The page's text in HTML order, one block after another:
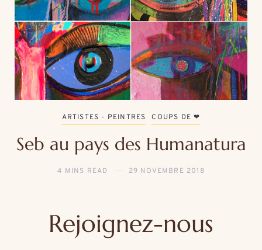
ARTISTES - PEINTRES COUPS DE ❤
Seb au pays des Humanatura
4 MINS READ 29 NOVEMBRE 2018
Rejoignez-nous